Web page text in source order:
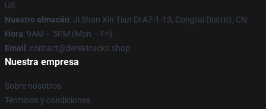
US
Nuestro almacén: Ji Shan Xin Tian Di A7-1-13, Congtai District, CN
Hora: 9AM – 5PM (Mon – Fri)
Email : contact@derektrucks.shop
Nuestra empresa
Sobre nosotros
Términos y condiciones